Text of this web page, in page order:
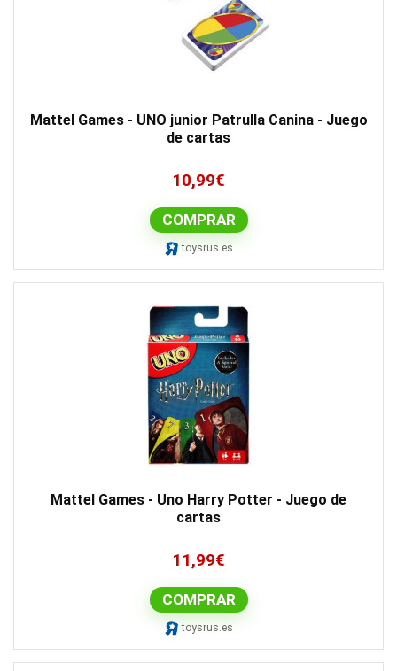
Mattel Games - UNO junior Patrulla Canina - Juego
de cartas
10,99€
COMPRAR
toysrus.es
Mattel Games - Uno Harry Potter - Juego de
cartas
11,99€
COMPRAR
toysrus.es